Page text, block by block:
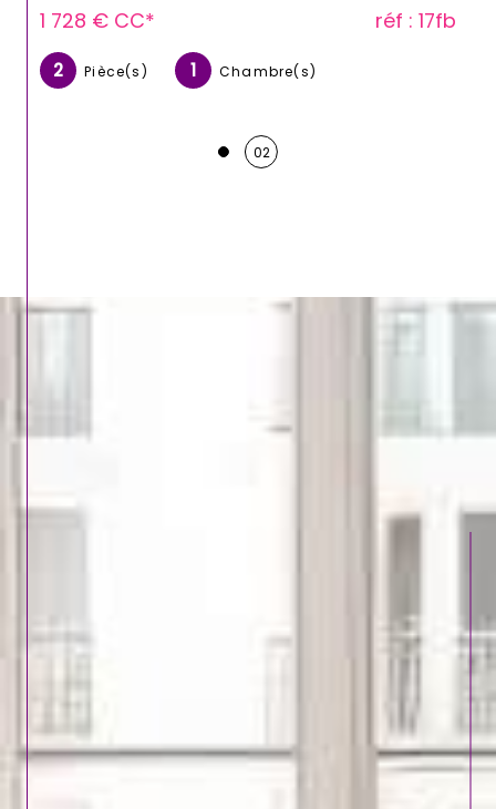
1 728 € CC* réf : 17fb
2 Pièce(s) 1 Chambre(s)
02